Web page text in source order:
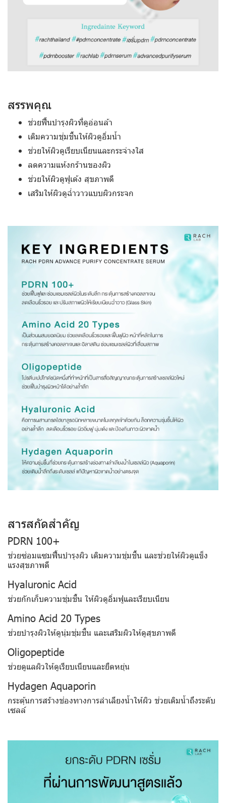
สรรพคุณ
ช่วยฟื้นบำรุงผิวที่ดูอ่อนล้า
เติมความชุ่มชื้นให้ผิวดูอิ่มน้ำ
ช่วยให้ผิวดูเรียบเนียนและกระจ่างใส
ลดความแห้งกร้านของผิว
ช่วยให้ผิวดูฟูเด้ง สุขภาพดี
เสริมให้ผิวดูฉ่ำวาวแบบผิวกระจก
สารสกัดสำคัญ
PDRN 100+
ช่วยซ่อมแซมฟื้นบำรุงผิว เติมความชุ่มชื้น และช่วยให้ผิวดูแข็ง
แรงสุขภาพดี
Hyaluronic Acid
ช่วยกักเก็บความชุ่มชื้น ให้ผิวดูอิ่มฟูและเรียบเนียน
Amino Acid 20 Types
ช่วยบำรุงผิวให้ดูนุ่มชุ่มชื้น และเสริมผิวให้ดูสุขภาพดี
Oligopeptide
ช่วยดูแลผิวให้ดูเรียบเนียนและยืดหยุ่น
Hydagen Aquaporin
กระตุ้นการสร้างช่องทางการลำเลียงน้ำให้ผิว ช่วยเติมน้ำถึงระดับ
เซลล์